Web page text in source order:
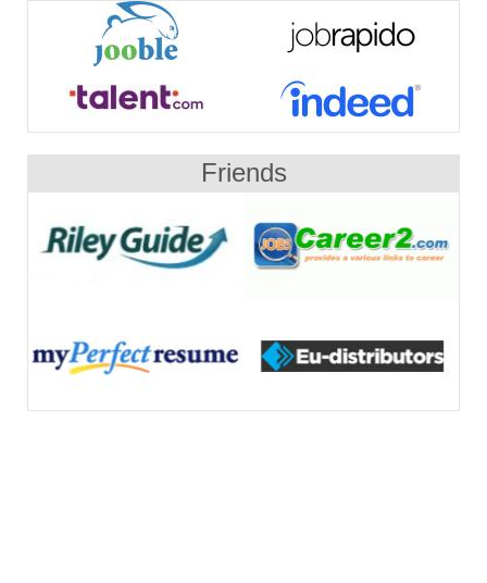
Friends